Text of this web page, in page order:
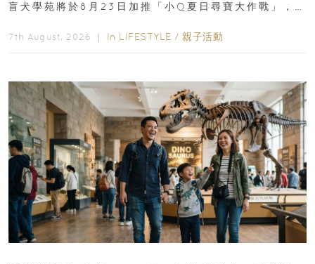
盲犬學苑將於8月23日加推「小Q夏日尋寶大作戰」，家
7th August, 2026 ｜ In LIFESTYLE / 親子活動